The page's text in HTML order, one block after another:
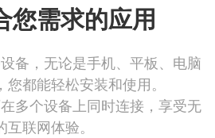
您需求的应用
备，无论是手机、平板、电脑
都能轻松安装和使用。
多个设备上同时连接，享受无
互联网体验。